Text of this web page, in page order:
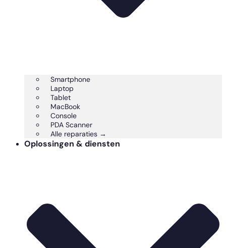
Smartphone
Laptop
Tablet
MacBook
Console
PDA Scanner
Alle reparaties →
Oplossingen & diensten